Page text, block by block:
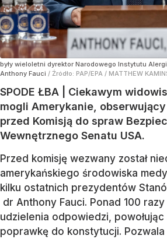
były wieloletni dyrektor Narodowego Instytutu
Anthony Fauci / Źródło: PAP/EPA / MATTHEW
SPODE ŁBA | Ciekawym
mogli Amerykanie, obserwujący
przed Komisją do spraw
Wewnętrznego Senatu USA.
Przed komisję wezwany został
amerykańskiego środowiska
kilku ostatnich prezydentów
dr Anthony Fauci. Ponad 100 razy
udzielenia odpowiedzi, powołując
poprawkę do konstytucji.